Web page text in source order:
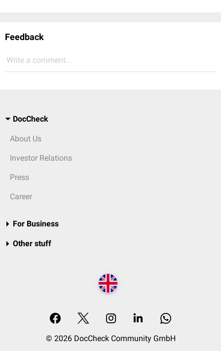
Feedback
Write a comment...
DocCheck
About Us
Investor Relations
Press
Career
For Business
Other stuff
© 2026 DocCheck Community GmbH